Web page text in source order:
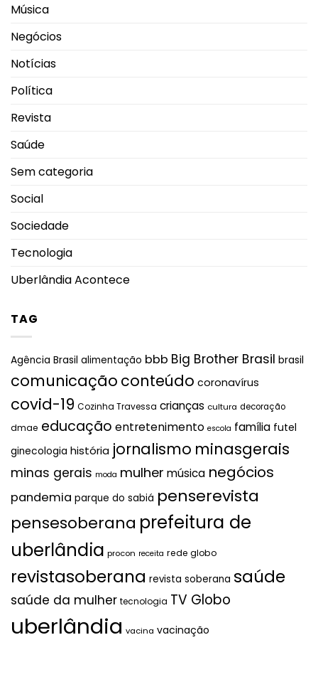
Música
Negócios
Notícias
Política
Revista
Saúde
Sem categoria
Social
Sociedade
Tecnologia
Uberlândia Acontece
TAG
Agência Brasil alimentação bbb Big Brother Brasil brasil
comunicação conteúdo coronavírus
covid-19 Cozinha Travessa crianças cultura decoração
dmae educação entretenimento escola família futel
ginecologia história jornalismo minasgerais
minas gerais moda mulher música negócios
pandemia parque do sabiá penserevista
pensesoberana prefeitura de
uberlândia procon receita rede globo
revistasoberana revista soberana saúde
saúde da mulher tecnologia TV Globo
uberlândia vacina vacinação